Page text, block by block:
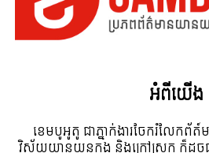
អំពី​យើង
ខេមបូអូតូ ជាភ្នាក់ងារចែករំលែក
វិស័យយានយន្តក្នុង និងក្រៅស្រុក ក៏ដូចជ